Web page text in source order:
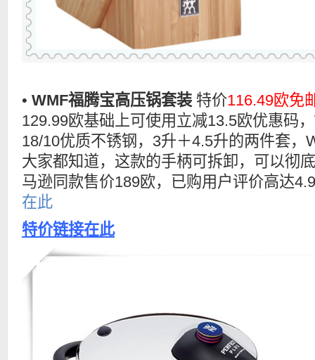
• WMF福腾宝高压锅套装 特价116.49欧免
129.99欧基础上可使用立减13.5欧优惠码
18/10优质不锈钢，3升＋4.5升的两件套，
大家都知道，这款的手柄可拆卸，可以彻
马逊同款售价189欧，已购用户评价高达
在此
特价链接在此